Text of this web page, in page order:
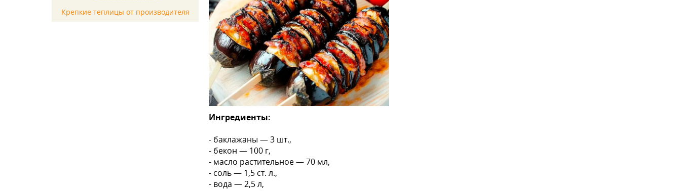
Крепкие теплицы от производителя
Ингредиенты:
- баклажаны — 3 шт.,
- бекон — 100 г,
- масло растительное — 70 мл,
- соль — 1,5 ст. л.,
- вода — 2,5 л,